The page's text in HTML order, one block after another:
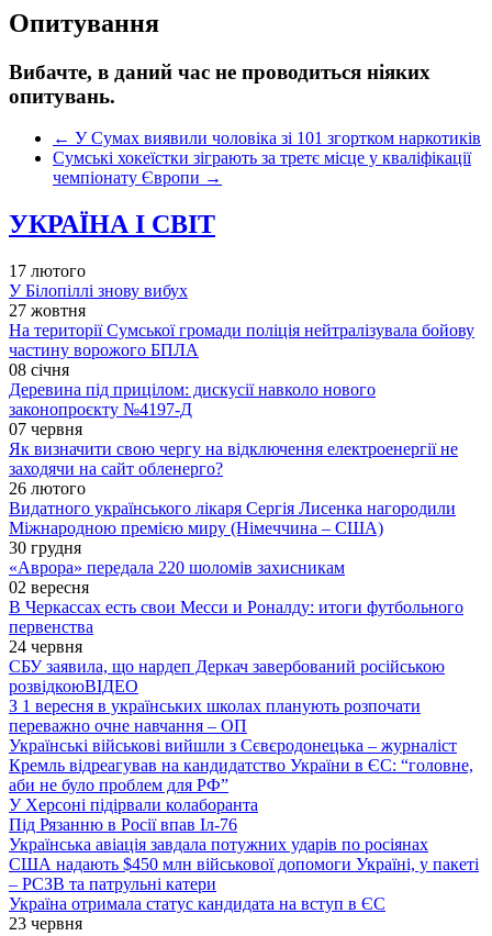
Опитування
Вибачте, в даний час не проводиться ніяких
опитувань.
← У Сумах виявили чоловіка зі 101 згортком наркотиків
Сумські хокеїстки зіграють за третє місце у кваліфікації
чемпіонату Європи →
УКРАЇНА І СВІТ
17 лютого
У Білопіллі знову вибух
27 жовтня
На території Сумської громади поліція нейтралізувала бойову
частину ворожого БПЛА
08 січня
Деревина під прицілом: дискусії навколо нового
законопроєкту №4197-Д
07 червня
Як визначити свою чергу на відключення електроенергії не
заходячи на сайт обленерго?
26 лютого
Видатного українського лікаря Сергія Лисенка нагородили
Міжнародною премією миру (Німеччина – США)
30 грудня
«Аврора» передала 220 шоломів захисникам
02 вересня
В Черкассах есть свои Месси и Роналду: итоги футбольного
первенства
24 червня
СБУ заявила, що нардеп Деркач завербований російською
розвідкоюВІДЕО
З 1 вересня в українських школах планують розпочати
переважно очне навчання – ОП
Українські військові вийшли з Сєвєродонецька – журналіст
Кремль відреагував на кандидатство України в ЄС: “головне,
аби не було проблем для РФ”
У Херсоні підірвали колаборанта
Під Рязанню в Росії впав Іл-76
Українська авіація завдала потужних ударів по росіянах
США надають $450 млн військової допомоги Україні, у пакеті
– РСЗВ та патрульні катери
Україна отримала статус кандидата на вступ в ЄС
23 червня